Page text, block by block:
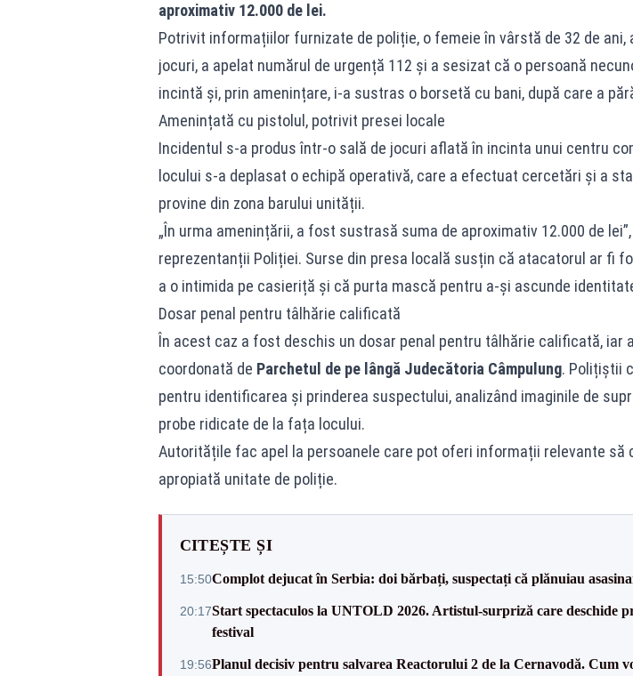
aproximativ 12.000 de lei.
Potrivit informațiilor furnizate de poliție, o femeie în vârstă de 32 de ani,
jocuri, a apelat numărul de urgență 112 și a sesizat că o persoană
incintă și, prin amenințare, i-a sustras o borsetă cu bani, după care a
Amenințată cu pistolul, potrivit presei locale
Incidentul s-a produs într-o sală de jocuri aflată în incinta unui centru
locului s-a deplasat o echipă operativă, care a efectuat cercetări și a
provine din zona barului unității.
„În urma amenințării, a fost sustrasă suma de aproximativ 12.000 de
reprezentanții Poliției. Surse din presa locală susțin că atacatorul ar fi
a o intimida pe casieriță și că purta mască pentru a-și ascunde
Dosar penal pentru tâlhărie calificată
În acest caz a fost deschis un dosar penal pentru tâlhărie calificată, iar
coordonată de Parchetul de pe lângă Judecătoria Câmpulung. Polițiștii
pentru identificarea și prinderea suspectului, analizând imaginile de
probe ridicate de la fața locului.
Autoritățile fac apel la persoanele care pot oferi informații relevante să
apropiată unitate de poliție.
CITEȘTE ȘI
15:50Complot dejucat în Serbia: doi bărbați, suspectați că plănuiau
20:17Start spectaculos la UNTOLD 2026. Artistul-surpriză care deschide
festival
19:56Planul decisiv pentru salvarea Reactorului 2 de la Cernavodă. Cum